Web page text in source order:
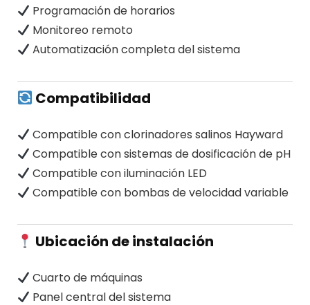
Programación de horarios
Monitoreo remoto
Automatización completa del sistema
Compatibilidad
Compatible con clorinadores salinos Hayward
Compatible con sistemas de dosificación de pH
Compatible con iluminación LED
Compatible con bombas de velocidad variable
Ubicación de instalación
Cuarto de máquinas
Panel central del sistema